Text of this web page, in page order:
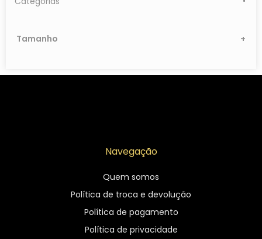
Outros
Tamanho +
Navegação
Quem somos
Política de troca e devolução
Política de pagamento
Política de privacidade